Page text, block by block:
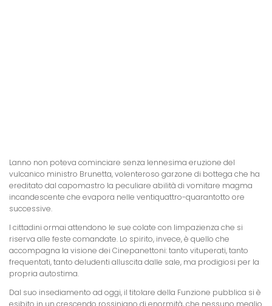
Lanno non poteva cominciare senza lennesima eruzione del
vulcanico ministro Brunetta, volenteroso garzone di bottega che ha
ereditato dal capomastro la peculiare abilità di vomitare magma
incandescente che evapora nelle ventiquattro-quarantotto ore
successive.
I cittadini ormai attendono le sue colate con limpazienza che si
riserva alle feste comandate. Lo spirito, invece, è quello che
accompagna la visione dei Cinepanettoni: tanto vituperati, tanto
frequentati, tanto deludenti alluscita dalle sale, ma prodigiosi per la
propria autostima.
Dal suo insediamento ad oggi, il titolare della Funzione pubblica si è
esibito in un crescendo rossiniano di enormità, che nessuno meglio